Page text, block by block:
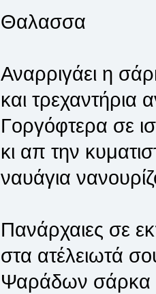
Θαλασσα
Αναρριγάει η
και
Γοργόφτερα σε
κι απ την
ναυάγια
Πανάρχαιες σε
στα ατέλειωτά
Ψαράδων σάρκα